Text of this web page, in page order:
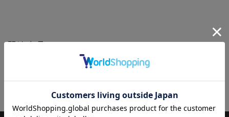
びや出張時にも安心です。
※照明・光の加減、PCやスマートフォンなどの環境により、製品
関連商品